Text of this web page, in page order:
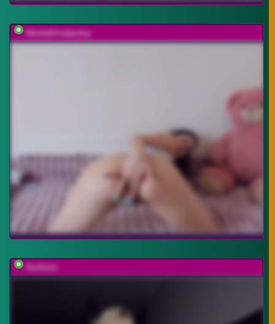
Honeykrisspussy
Sunlovv